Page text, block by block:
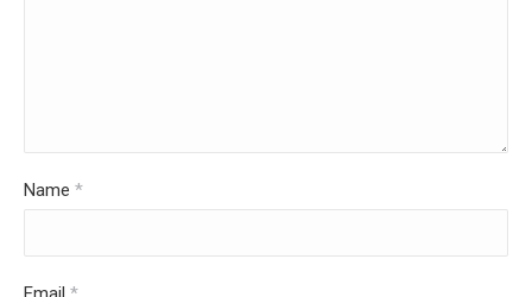
Name *